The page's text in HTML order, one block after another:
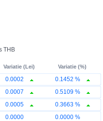
THB
Variatie (Lei) Variatie (%)
0.0002
0.1452 %
0.0007
0.5109 %
0.0005
0.3663 %
0.0000
0.0000 %